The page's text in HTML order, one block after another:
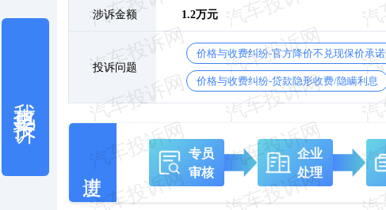
涉诉金额 1.2万元
投诉问题
价格与收费纠纷-官方降价不兑现保价承诺
价格与收费纠纷-贷款隐形收费/隐瞒利息
专员
审核
企业
处理